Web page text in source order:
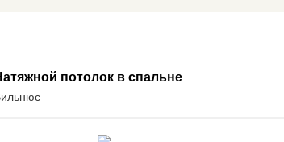
потолок в спальне